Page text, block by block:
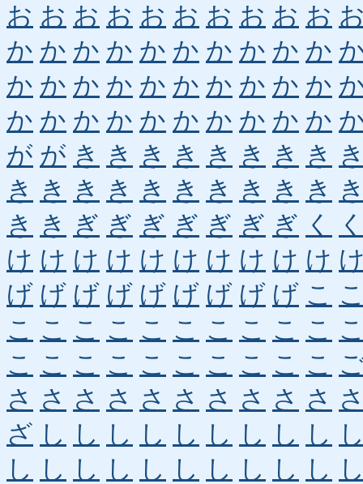
お お お お お お お お お お
か か か か か か か か か か
か か か か か か か か か か
か か か か か か か か か か
が が き き き き き き き き
き き き き き き き き き き
き き ぎ ぎ ぎ ぎ ぎ ぎ ぎ く
け け け け け け け け け け
げ げ げ げ げ げ げ げ げ こ
こ こ こ こ こ こ こ こ こ こ
こ こ こ こ こ こ こ こ こ こ
さ さ さ さ さ さ さ さ さ さ
ざ し し し し し し し し し
し し し し し し し し し し